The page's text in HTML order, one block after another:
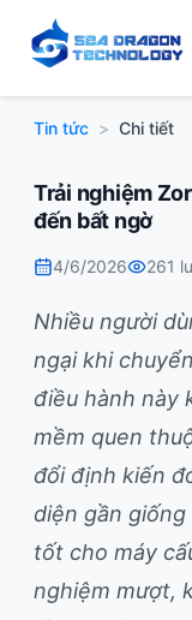
Tin tức > Chi tiết
Trải nghiệm
đến bất ngờ
4/6/2026 261
Nhiều người
ngại khi
điều hành này
mềm quen
đổi định kiến
diện gần
tốt cho máy
nghiệm mượt,